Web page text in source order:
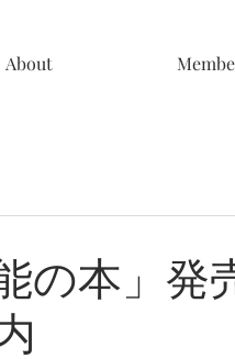
About
の本」発